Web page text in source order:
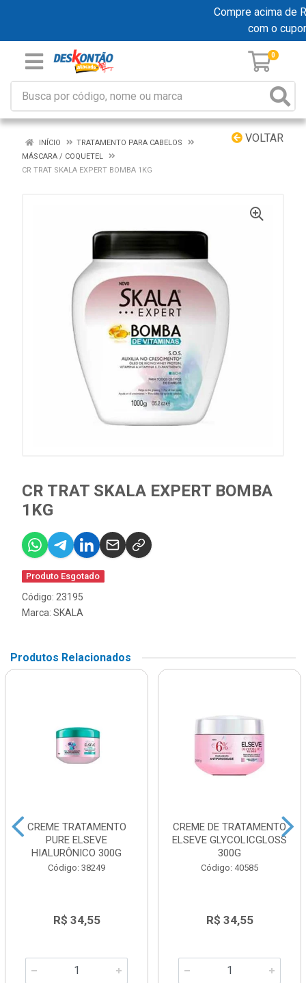
Compre acima de
com o
0
VOLTAR
INÍCIO
TRATAMENTO PARA CABELOS
MÁSCARA / COQUETEL
CR TRAT SKALA EXPERT BOMBA 1KG
CR TRAT SKALA EXPERT BOMBA
1KG
Produto Esgotado
Código: 23195
Marca: SKALA
Produtos Relacionados
CREME TRATAMENTO
PURE ELSEVE
HIALURÔNICO 300G
Código: 38249
R$ 34,55
CREME DE TRATAMENTO
ELSEVE GLYCOLICGLOSS
300G
Código: 40585
R$ 34,55